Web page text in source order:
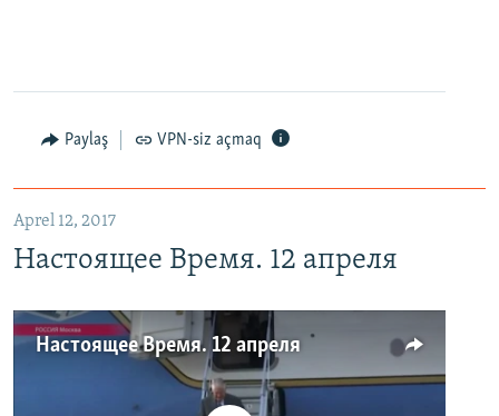
Paylaş VPN-siz açmaq
Aprel 12, 2017
Настоящее Время. 12 апреля
Настоящее Время. 12 апреля